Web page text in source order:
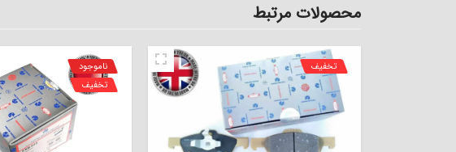
محصولات مرتبط
تخفیف
ناموجود
تخفیف